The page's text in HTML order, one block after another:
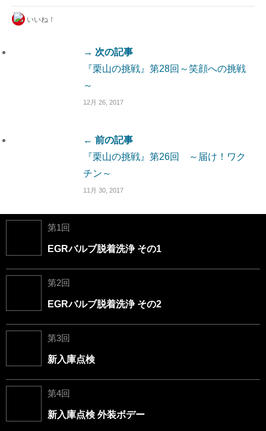
いいね！
→ 次の記事
『栗山の挑戦』第28回～笑顔への挑戦
～
12月 26, 2017
← 前の記事
『栗山の挑戦』第26回 ～届け！ワク
チン～
11月 30, 2017
第1回
EGRバルブ脱着洗浄 その1
第2回
EGRバルブ脱着洗浄 その2
第3回
新入庫点検
第4回
新入庫点検 外装ボデー